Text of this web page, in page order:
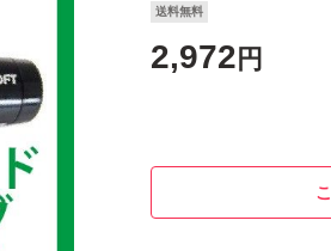
送料無料
2,972 円